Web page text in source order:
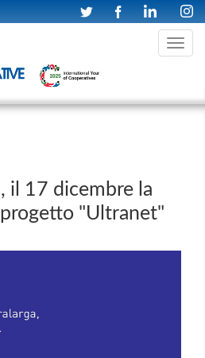
Toggle
il 17 dicembre la
"Ultranet"